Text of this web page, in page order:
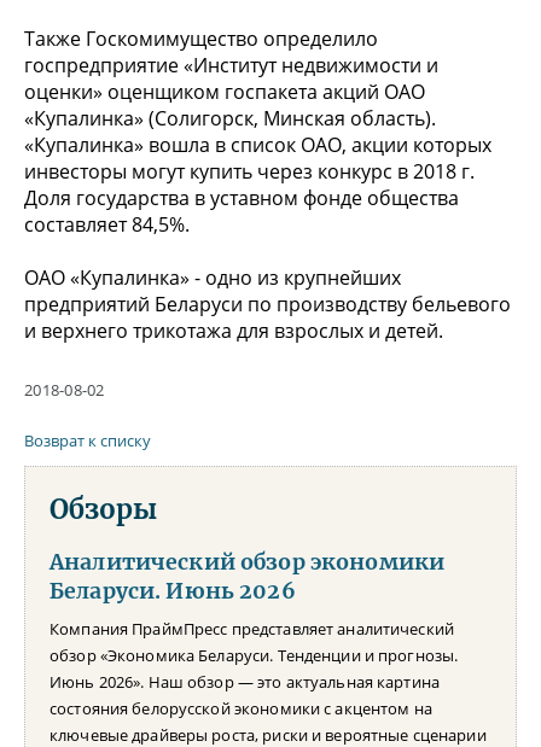
Также Госкомимущество определило
госпредприятие «Институт недвижимости и
оценки» оценщиком госпакета акций ОАО
«Купалинка» (Солигорск, Минская область).
«Купалинка» вошла в список ОАО, акции которых
инвесторы могут купить через конкурс в 2018 г.
Доля государства в уставном фонде общества
составляет 84,5%.
ОАО «Купалинка» - одно из крупнейших
предприятий Беларуси по производству бельевого
и верхнего трикотажа для взрослых и детей.
2018-08-02
Возврат к списку
Обзоры
Аналитический обзор экономики
Беларуси. Июнь 2026
Компания ПраймПресс представляет аналитический
обзор «Экономика Беларуси. Тенденции и прогнозы.
Июнь 2026». Наш обзор — это актуальная картина
состояния белорусской экономики с акцентом на
ключевые драйверы роста, риски и вероятные сценарии